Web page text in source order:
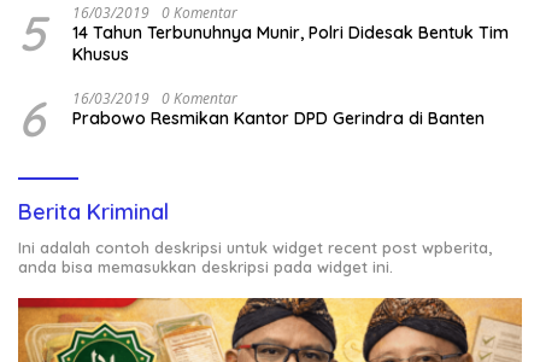
5 16/03/2019 0 Komentar
14 Tahun Terbunuhnya Munir, Polri Didesak Bentuk Tim
Khusus
6 16/03/2019 0 Komentar
Prabowo Resmikan Kantor DPD Gerindra di Banten
Berita Kriminal
Ini adalah contoh deskripsi untuk widget recent post wpberita,
anda bisa memasukkan deskripsi pada widget ini.